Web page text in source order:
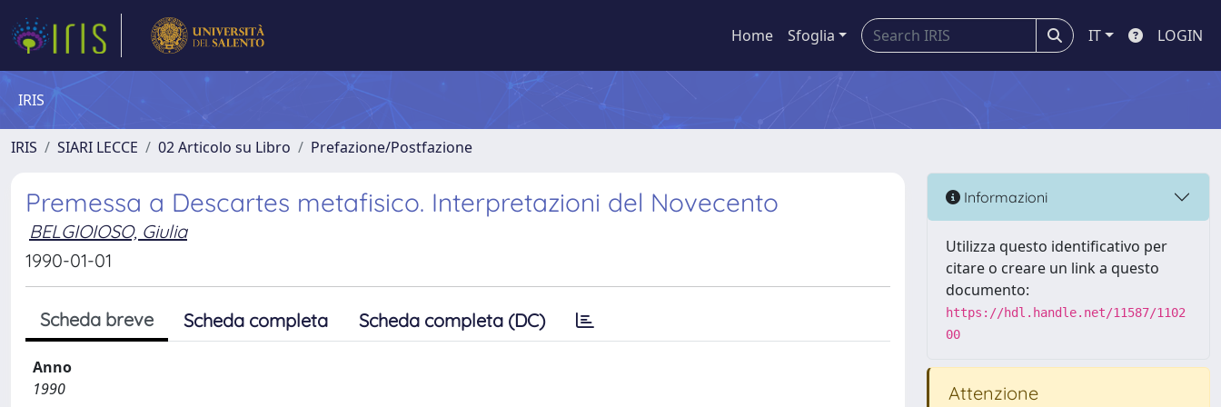
Home Sfoglia IT LOGIN
IRIS
IRIS SIARI LECCE 02 Articolo su Libro Prefazione/Postfazione
Premessa a Descartes metafisico. Interpretazioni del Novecento
BELGIOIOSO, Giulia
1990-01-01
Scheda breve Scheda completa Scheda completa (DC)
Anno
1990
Informazioni
Utilizza questo identificativo per
citare o creare un link a questo
documento:
https://hdl.handle.net/11587/1102
00
Attenzione